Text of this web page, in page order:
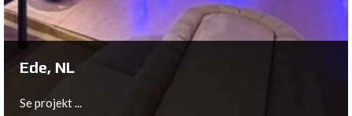
Ede, NL
Se projekt ...